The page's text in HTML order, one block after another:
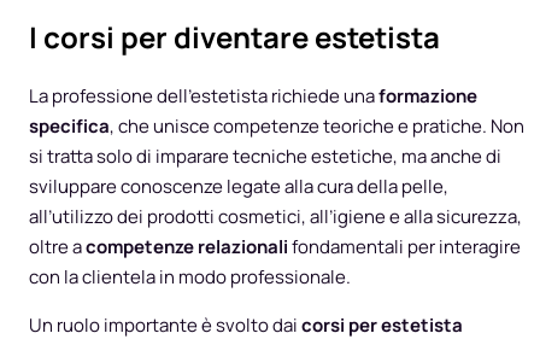
I corsi per diventare estetista
La professione dell’estetista richiede unaformazione
specifica, che unisce competenze teoriche e pratiche. Non
si tratta solo di imparare tecniche estetiche, ma anche di
sviluppare conoscenze legate alla cura della pelle,
all’utilizzo dei prodotti cosmetici, all’igiene e alla sicurezza,
oltre acompetenze relazionalifondamentali per interagire
con la clientela in modo professionale.
Un ruolo importante è svolto daicorsi per estetista